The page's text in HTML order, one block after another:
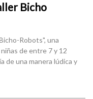
Bicho
Robots", una
de entre 7 y 12
de una manera lúdica y